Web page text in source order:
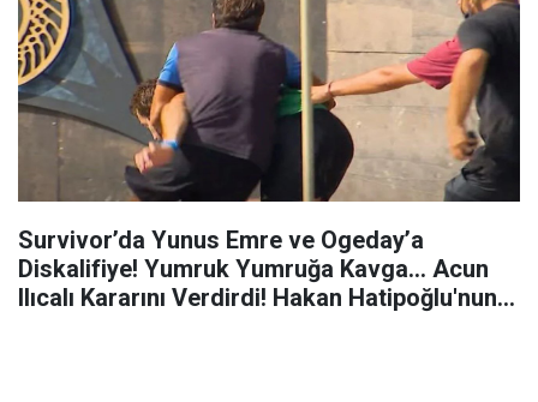
Survivor’da Yunus Emre ve Ogeday’a
Diskalifiye! Yumruk Yumruğa Kavga… Acun
Ilıcalı Kararını Verdirdi! Hakan Hatipoğlu'nun